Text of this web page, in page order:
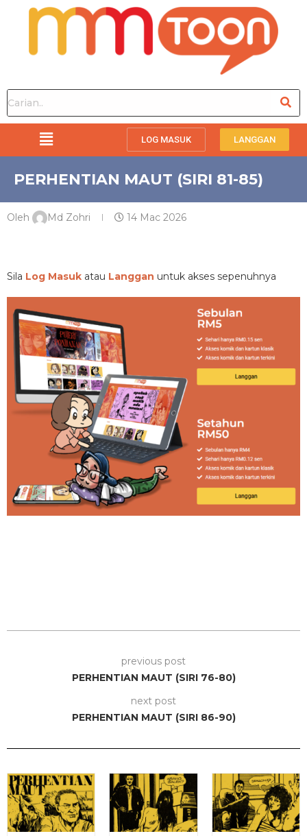
LOG MASUK LANGGAN
PERHENTIAN MAUT (SIRI 81-85)
Oleh Md Zohri 14 Mac 2026
Sila Log Masuk atau Langgan untuk akses sepenuhnya
previous post
PERHENTIAN MAUT (SIRI 76-80)
next post
PERHENTIAN MAUT (SIRI 86-90)